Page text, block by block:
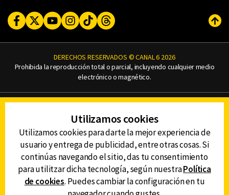
FacebookTwitterYoutubeInstagram
TikTokThreads
DERECHOS RESERVADOS © CANAL 6 2026
Prohibida la reproducción total o parcial, incluyendo cualquier medio
electrónico o magnético.
AVISO DE PRIVACIDAD
AVISO LEGAL
DEFENSORÍA DE LAS AUDIENCIAS
DESCARGA LA APP DE CANAL 6
Utilizamos cookies
Utilizamos cookies para darte la mejor experiencia de
usuario y entrega de publicidad, entre otras cosas. Si
continúas navegando el sitio, das tu consentimiento
para utilitzar dicha tecnología, según nuestraPolítica
de cookies. Puedes cambiar la configuración en tu